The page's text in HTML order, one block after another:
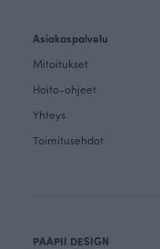
Asiakaspalvelu
Mitoitukset
Hoito-ohjeet
Yhteys
Toimitusehdot
PAAPII DESIGN